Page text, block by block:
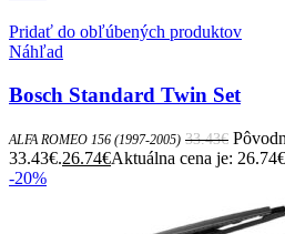
Pridať do obľúbených produktov
Náhľad
Bosch Standard Twin Set
ALFA ROMEO 156 (1997-2005) 33.43€
33.43€.26.74€Aktuálna cena je:
-20%